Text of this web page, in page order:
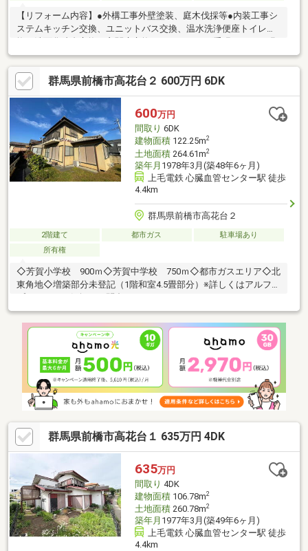
【リフォーム内容】●外構工事外壁塗装、庭木伐採等●内装工事シ
ステムキッチン交換、ユニットバス交換、温水洗浄便座トイレ交
替、シューズボックス交換、建具交換、インターホン設置、火災
報知器設置、照明LED交換、クリーニング、防蟻工事等【おすす
めポイント】・シロアリ防除工事施工後5年間保証・雨漏り、構造
上主要な部分の欠陥や・腐食、給排水管の故障や漏水についてお
引渡しより２年間保証・新品の照明器具設置予定なので入居後に
すぐに生活が始められます
群馬県前橋市高花台２ 600万円 6DK
600万円
間取り 6DK
建物面積122.25m2
土地面積264.61m2
築年月 1978年3月(築48年6ヶ月)
上毛電鉄 心臓血管センター駅 徒歩
4.4km
群馬県前橋市高花台２
2階建て 都市ガス
駐車場あり
所有権
◇芳賀小学校 900ｍ◇芳賀中学校 750ｍ◇都市ガスエリア◇北
東角地◇増築部分未登記（1階和室4.5畳部分）※詳しくはアルファ
群馬県前橋市高花台１ 635万円 4DK
635万円
間取り 4DK
建物面積106.78m2
土地面積260.78m2
築年月 1977年3月(築49年6ヶ月)
上毛電鉄 心臓血管センター駅 徒歩
4.4km